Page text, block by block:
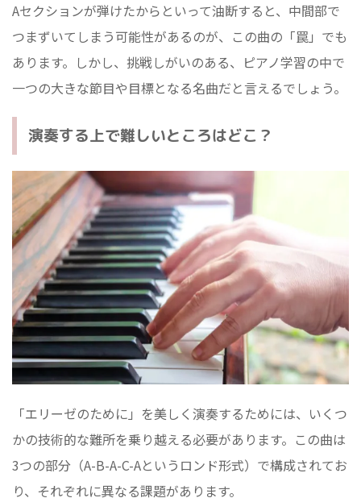
Aセクションが弾けたからといって油断すると、中間部で
つまずいてしまう可能性があるのが、この曲の「罠」でも
あります。しかし、挑戦しがいのある、ピアノ学習の中で
一つの大きな節目や目標となる名曲だと言えるでしょう。
演奏する上で難しいところはどこ？
「エリーゼのために」を美しく演奏するためには、いくつ
かの技術的な難所を乗り越える必要があります。この曲は
3つの部分（A-B-A-C-Aというロンド形式）で構成されてお
り、それぞれに異なる課題があります。